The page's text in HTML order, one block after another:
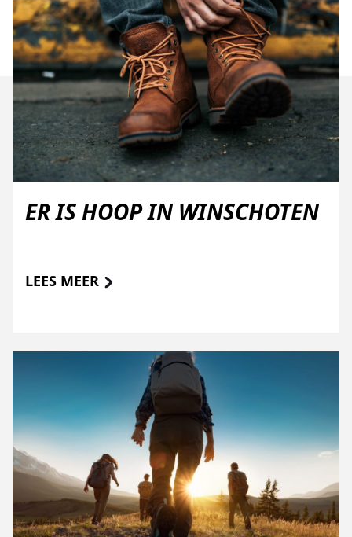
ER IS HOOP IN WINSCHOTEN
LEES MEER